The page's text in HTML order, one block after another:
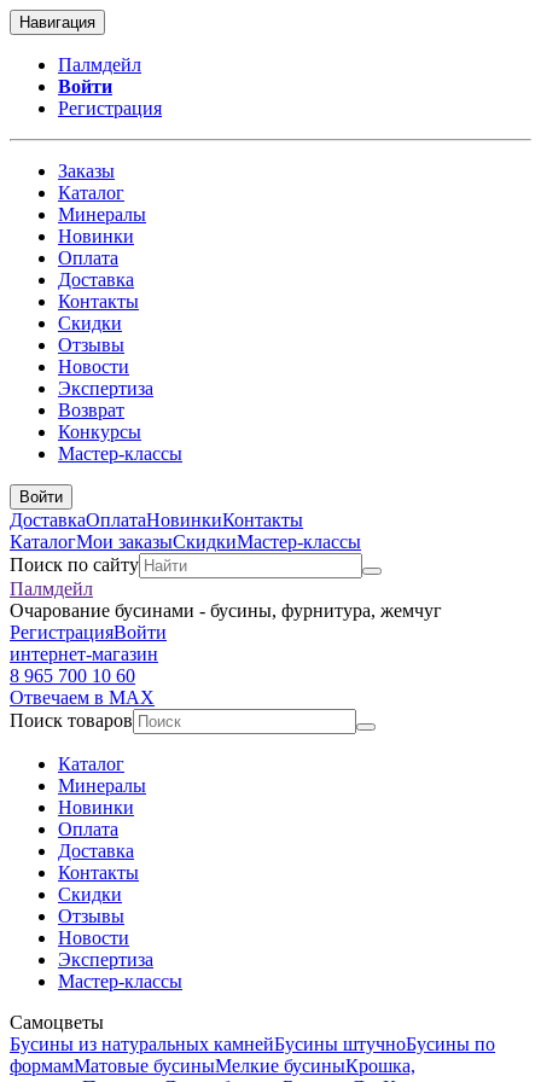
Навигация
Палмдейл
Войти
Регистрация
Заказы
Каталог
Минералы
Новинки
Оплата
Доставка
Контакты
Скидки
Отзывы
Новости
Экспертиза
Возврат
Конкурсы
Мастер-классы
Войти
ДоставкаОплатаНовинкиКонтакты
КаталогМои заказыСкидкиМастер-классы
Поиск по сайту
Палмдейл
Очарование бусинами - бусины, фурнитура, жемчуг
РегистрацияВойти
интернет-магазин
8 965 700 10 60
Отвечаем в MAX
Поиск товаров
Каталог
Минералы
Новинки
Оплата
Доставка
Контакты
Скидки
Отзывы
Новости
Экспертиза
Мастер-классы
Самоцветы
Бусины из натуральных камнейБусины штучноБусины по
формамМатовые бусиныМелкие бусиныКрошка,